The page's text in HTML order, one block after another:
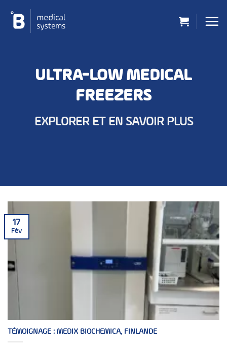
contenu
ULTRA-LOW MEDICAL
FREEZERS
EXPLORER ET EN SAVOIR PLUS
TÉMOIGNAGE : MEDIX BIOCHEMICA, FINLANDE
17
Fév